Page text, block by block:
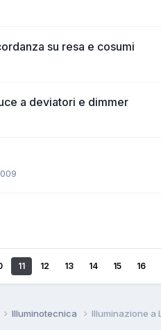
su resa e cosumi
a deviatori e dimmer
11 12 13 14 15 16
Illuminotecnica Illuminazione a